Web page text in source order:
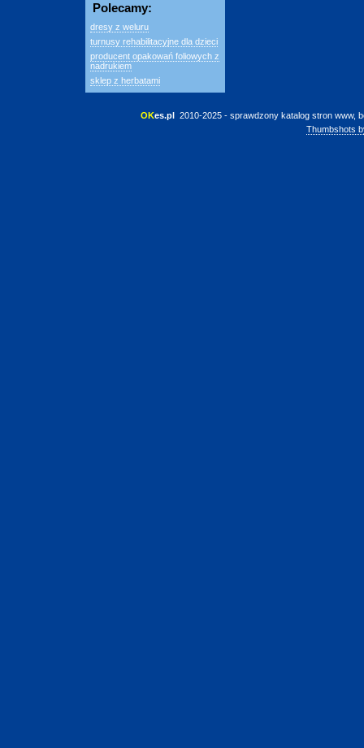
Polecamy:
dresy z weluru
turnusy rehabilitacyjne dla dzieci
producent opakowań foliowych z
nadrukiem
sklep z herbatami
OKes.pl 2010-2025 - sprawdzony katalog stron www,
Thumbshots